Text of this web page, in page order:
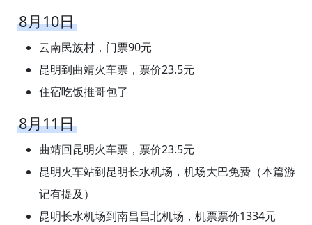
8月10日
云南民族村，门票90元
昆明到曲靖火车票，票价23.5元
住宿吃饭推哥包了
8月11日
曲靖回昆明火车票，票价23.5元
昆明火车站到昆明长水机场，机场大巴免费（本篇游
记有提及）
昆明长水机场到南昌昌北机场，机票票价1334元